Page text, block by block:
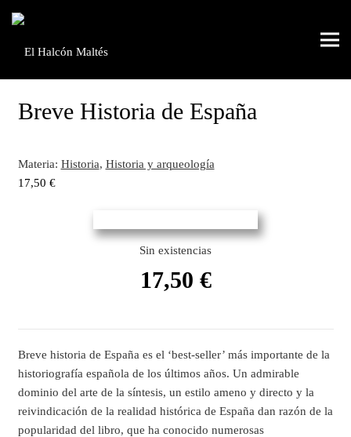
Breve Historia de España
Materia: Historia, Historia y arqueología
17,50 €
Sin existencias
17,50 €
Breve historia de España es el ‘best-seller’ más importante de la
historiografía española de los últimos años. Un admirable
dominio del arte de la síntesis, un estilo ameno y directo y la
reivindicación de la realidad histórica de España dan razón de la
popularidad del libro, que ha conocido numerosas